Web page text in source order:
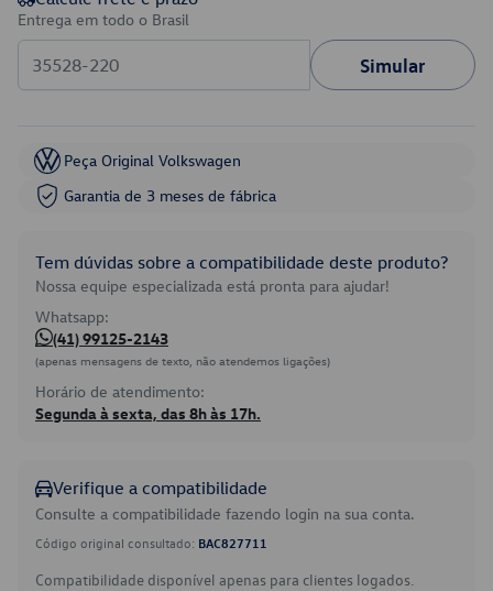
Entrega em todo o Brasil
Simular
Peça Original Volkswagen
Garantia de 3 meses de fábrica
Tem dúvidas sobre a compatibilidade deste produto?
Nossa equipe especializada está pronta para ajudar!
Whatsapp:
(41) 99125-2143
(apenas mensagens de texto, não atendemos ligações)
Horário de atendimento:
Segunda à sexta, das 8h às 17h.
Verifique a compatibilidade
Consulte a compatibilidade fazendo login na sua conta.
Código original consultado: BAC827711
Compatibilidade disponível apenas para clientes logados.